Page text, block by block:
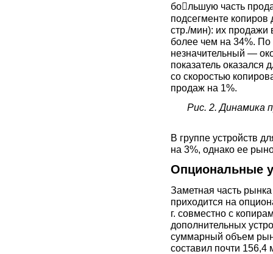
большую часть
подсегменте копиров
стр./мин): их продажи
более чем на 34%. По
незначительный —
показатель оказался
со скоростью
продаж на 1%.
Рис. 2. Динамика
В группе устройств
на 3%, однако ее
Опциональные
Заметная часть
приходится на
г. совместно с
дополнительных
суммарный объем
составил почти 156,4